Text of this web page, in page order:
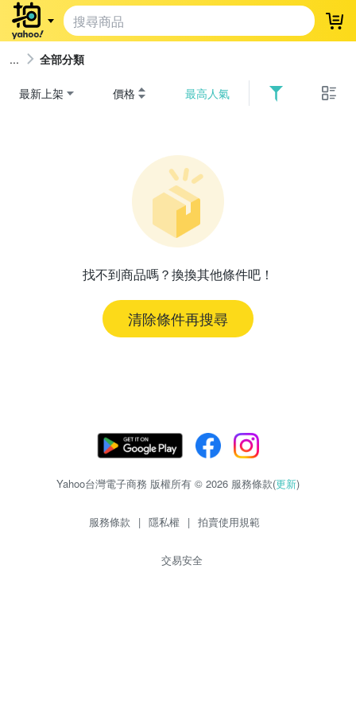
登
全部分類
最新上架 價格 最高人氣
找不到商品嗎？換換其他條件吧！
清除條件再搜尋
Yahoo台灣電子商務 版權所有 © 2026 服務條款(更新)
服務條款 | 隱私權 | 拍賣使用規範
交易安全